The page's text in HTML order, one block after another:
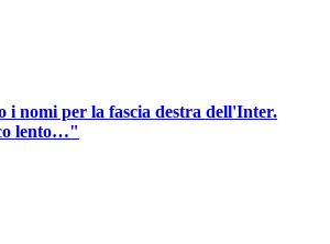
i nomi per la fascia destra dell'Inter.
lento…"